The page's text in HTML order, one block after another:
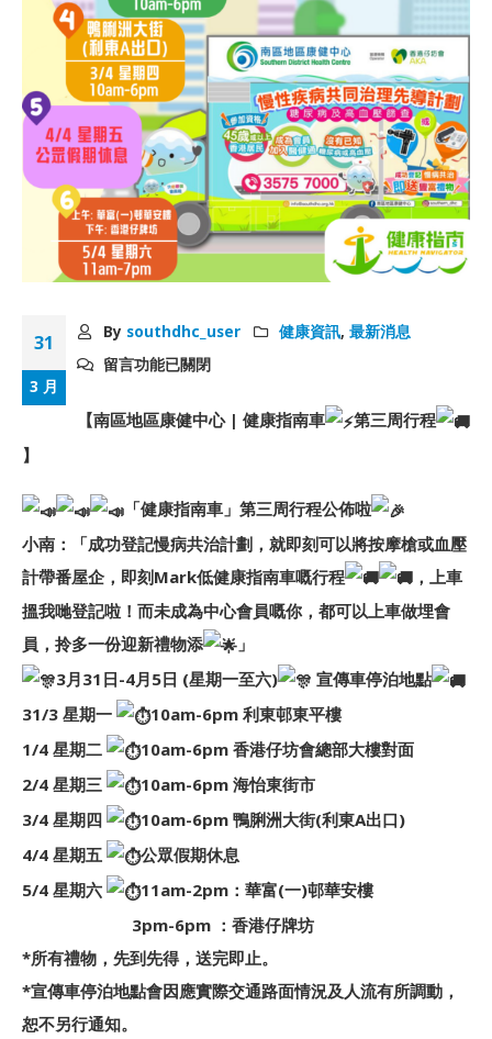
31
3 月
By southdhc_user 健康資訊,最新消息
留言功能已關閉
【南區地區康健中心 | 健康指南車
第三周行程
】
「健康指南車」第三周行程公佈啦
小南：「成功登記慢病共治計劃，就即刻可以將按摩槍或血壓
計帶番屋企，即刻Mark低健康指南車嘅行程
，上車
搵我哋登記啦！而未成為中心會員嘅你，都可以上車做埋會
員，拎多一份迎新禮物添
」
3月31日-4月5日 (星期一至六)
宣傳車停泊地點
31/3 星期一
10am-6pm 利東邨東平樓
1/4 星期二
10am-6pm 香港仔坊會總部大樓對面
2/4 星期三
10am-6pm 海怡東街市
3/4 星期四
10am-6pm 鴨脷洲大街(利東A出口)
4/4 星期五
公眾假期休息
5/4 星期六
11am-2pm：華富(一)邨華安樓
3pm-6pm ：香港仔牌坊
*所有禮物，先到先得，送完即止。
*宣傳車停泊地點會因應實際交通路面情況及人流有所調動，
恕不另行通知。